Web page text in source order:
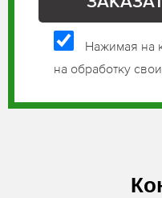
Нажимая на
на обработку